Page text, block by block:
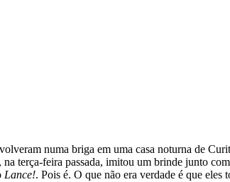
numa briga em uma casa noturna de
terça-feira passada, imitou um brinde junto
Lance!. Pois é. O que não era verdade é que eles